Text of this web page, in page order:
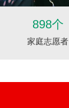
898个
家庭志愿者